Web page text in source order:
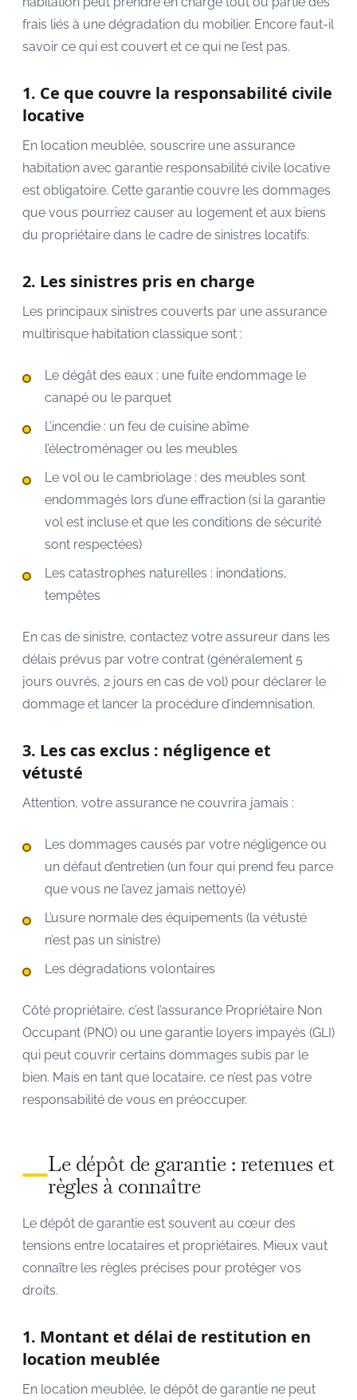
frais liés à une dégradation du mobilier. Encore faut-il
savoir ce qui est couvert et ce qui ne l’est pas.
1. Ce que couvre la responsabilité civile
locative
En location meublée, souscrire une assurance
habitation avec garantie responsabilité civile locative
est obligatoire. Cette garantie couvre les dommages
que vous pourriez causer au logement et aux biens
du propriétaire dans le cadre de sinistres locatifs.
2. Les sinistres pris en charge
Les principaux sinistres couverts par une assurance
multirisque habitation classique sont :
Le dégât des eaux : une fuite endommage le
canapé ou le parquet
L’incendie : un feu de cuisine abîme
l’électroménager ou les meubles
Le vol ou le cambriolage : des meubles sont
endommagés lors d’une effraction (si la garantie
vol est incluse et que les conditions de sécurité
sont respectées)
Les catastrophes naturelles : inondations,
tempêtes
En cas de sinistre, contactez votre assureur dans les
délais prévus par votre contrat (généralement 5
jours ouvrés, 2 jours en cas de vol) pour déclarer le
dommage et lancer la procédure d’indemnisation.
3. Les cas exclus : négligence et
vétusté
Attention, votre assurance ne couvrira jamais :
Les dommages causés par votre négligence ou
un défaut d’entretien (un four qui prend feu parce
que vous ne l’avez jamais nettoyé)
L’usure normale des équipements (la vétusté
n’est pas un sinistre)
Les dégradations volontaires
Côté propriétaire, c’est l’assurance Propriétaire Non
Occupant (PNO) ou une garantie loyers impayés (GLI)
qui peut couvrir certains dommages subis par le
bien. Mais en tant que locataire, ce n’est pas votre
responsabilité de vous en préoccuper.
Le dépôt de garantie : retenues et
règles à connaître
Le dépôt de garantie est souvent au cœur des
tensions entre locataires et propriétaires. Mieux vaut
connaître les règles précises pour protéger vos
droits.
1. Montant et délai de restitution en
location meublée
En location meublée, le dépôt de garantie ne peut